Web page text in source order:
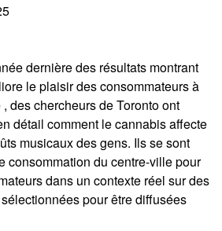
dernière des résultats montrant
le plaisir des consommateurs à
des chercheurs de Toronto ont
détail comment le cannabis affecte
musicaux des gens. Ils se sont
consommation du centre-ville pour
dans un contexte réel sur des
pour être diffusées